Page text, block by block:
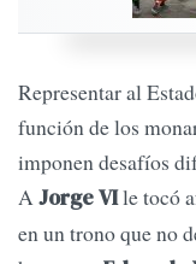
Representar al
función de los
imponen desafíos
AJorge VIle tocó
en un trono que no